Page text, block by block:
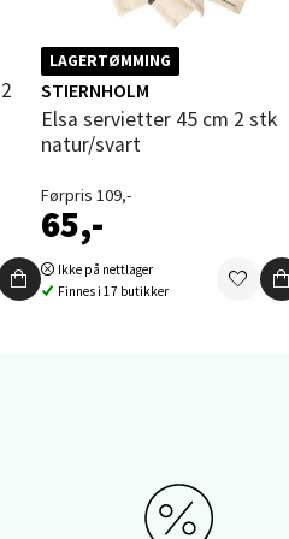
LAGERTØMMING
STIERNHOLM
Elsa servietter 45 cm 2 stk
natur/svart
Førpris 109,-
65,-
Ikke på nettlager
Finnes i 17 butikker